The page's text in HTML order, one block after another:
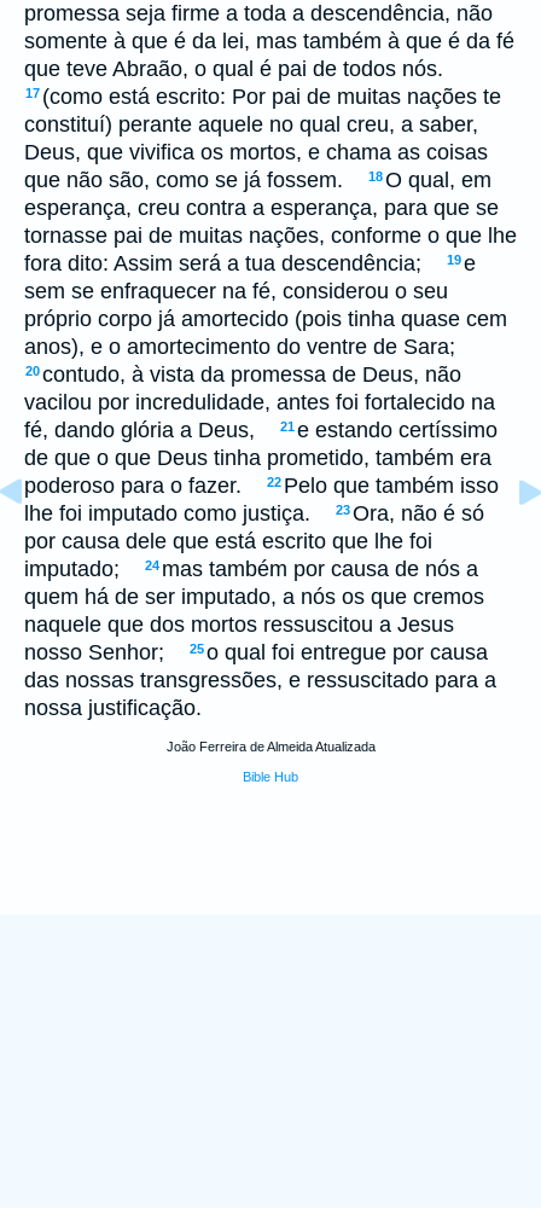
promessa seja firme a toda a descendência, não
somente à que é da lei, mas também à que é da fé
que teve Abraão, o qual é pai de todos nós.
17 (como está escrito: Por pai de muitas nações te
constituí) perante aquele no qual creu, a saber,
Deus, que vivifica os mortos, e chama as coisas
que não são, como se já fossem.
18O qual, em
esperança, creu contra a esperança, para que se
tornasse pai de muitas nações, conforme o que lhe
fora dito: Assim será a tua descendência;
19e
sem se enfraquecer na fé, considerou o seu
próprio corpo já amortecido (pois tinha quase cem
anos), e o amortecimento do ventre de Sara;
20contudo, à vista da promessa de Deus, não
vacilou por incredulidade, antes foi fortalecido na
fé, dando glória a Deus,
21e estando certíssimo
de que o que Deus tinha prometido, também era
poderoso para o fazer.
22 Pelo que também isso
lhe foi imputado como justiça.
23Ora, não é só
por causa dele que está escrito que lhe foi
imputado;
24 mas também por causa de nós a
quem há de ser imputado, a nós os que cremos
naquele que dos mortos ressuscitou a Jesus
nosso Senhor;
25o qual foi entregue por causa
das nossas transgressões, e ressuscitado para a
nossa justificação.
João Ferreira de Almeida Atualizada
Bible Hub